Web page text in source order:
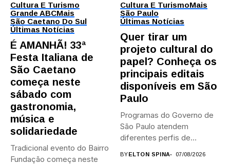
Cultura E Turismo
Grande ABCMais
São Caetano Do Sul
Últimas Notícias
É AMANHÃ! 33ª
Festa Italiana de
São Caetano
começa neste
sábado com
gastronomia,
música e
solidariedade
Tradicional evento do Bairro
Fundação começa neste
Cultura E TurismoMais
São Paulo
Últimas Notícias
Quer tirar um
projeto cultural do
papel? Conheça os
principais editais
disponíveis em São
Paulo
Programas do Governo de
São Paulo atendem
diferentes perfis de
BY ELTON SPINA 07/08/2026